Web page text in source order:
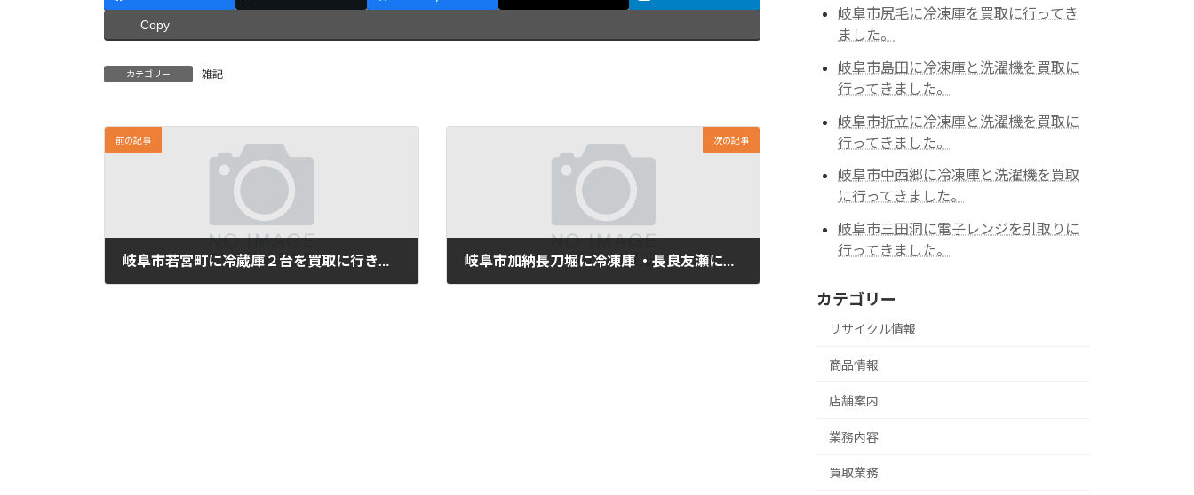
Copy
カテゴリー 雑記
前の記事 次の記事
岐阜市尻毛に冷凍庫を買取に行ってき
ました。
岐阜市島田に冷凍庫と洗濯機を買取に
行ってきました。
岐阜市折立に冷凍庫と洗濯機を買取に
行ってきました。
岐阜市中西郷に冷凍庫と洗濯機を買取
に行ってきました。
岐阜市三田洞に電子レンジを引取りに
行ってきました。
カテゴリー
リサイクル情報
商品情報
店舗案内
業務内容
買取業務